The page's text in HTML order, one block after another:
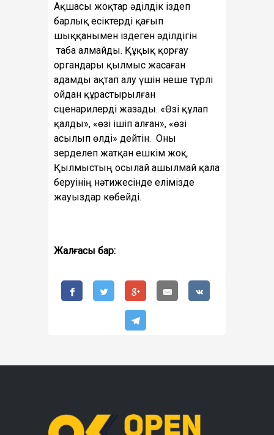
Ақшасы жоқтар әділдік іздеп
барлық есіктерді қағып
шыққанымен іздеген әділдігін
таба алмайды. Құқық қорғау
органдары қылмыс жасаған
адамды ақтап алу үшін неше түрлі
ойдан құрастырылған
сценарилерді жазады. «Өзі құлап
қалды», «өзі ішіп алған», «өзі
асылып өлді» дейтін. Оны
зерделеп жатқан ешкім жоқ.
Қылмыстың осылай ашылмай қала
беруінің нәтижесінде елімізде
жауыздар көбейді.
Жалғасы бар: